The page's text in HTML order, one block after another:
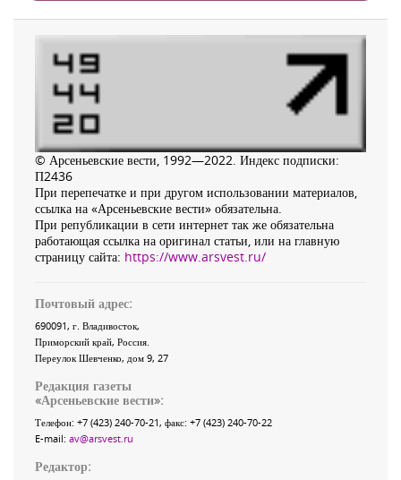
© Арсеньевские вести, 1992—2022. Индекс подписки:
П2436
При перепечатке и при другом использовании материалов,
ссылка на «Арсеньевские вести» обязательна.
При републикации в сети интернет так же обязательна
работающая ссылка на оригинал статьи, или на главную
страницу сайта: https://www.arsvest.ru/
Почтовый адрес:
690091, г. Владивосток,
Приморский край, Россия
Переулок Шевченко, дом 9, 27
Редакция газеты
«Арсеньевские вести»:
Телефон: +7 (423) 240-70-21, факс: +7 (423) 240-70-22
E-mail: av@arsvest.ru
Редактор: